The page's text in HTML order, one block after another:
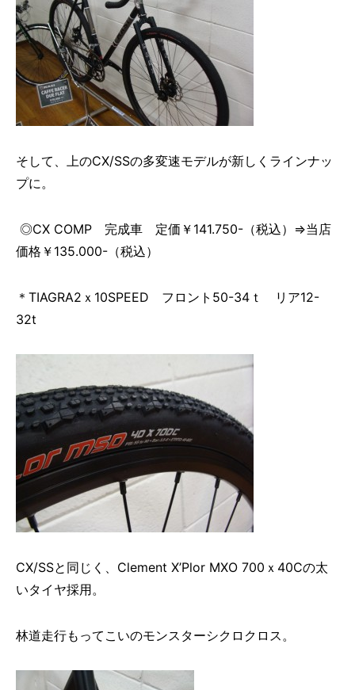
そして、上のCX/SSの多変速モデルが新しくラインナッ
プに。
◎CX COMP 完成車 定価￥141.750-（税込）⇒当店
価格￥135.000-（税込）
＊TIAGRA2ｘ10SPEED フロント50-34ｔ リア12-
32t
CX/SSと同じく、Clement X’Plor MXO 700ｘ40Cの太
いタイヤ採用。
林道走行もってこいのモンスターシクロクロス。